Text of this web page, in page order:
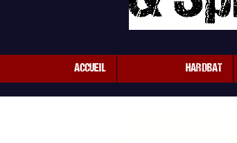
ACCUEIL HARDBAT